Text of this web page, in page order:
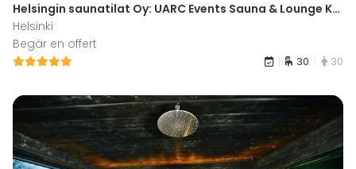
Helsingin saunatilat Oy: UARC Events Sauna & Lounge Konala
Helsinki
Begär en offert
30 30